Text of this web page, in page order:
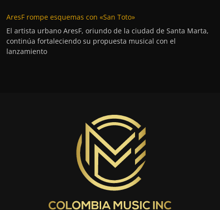
AresF rompe esquemas con «San Toto»
El artista urbano AresF, oriundo de la ciudad de Santa Marta,
continúa fortaleciendo su propuesta musical con el
lanzamiento